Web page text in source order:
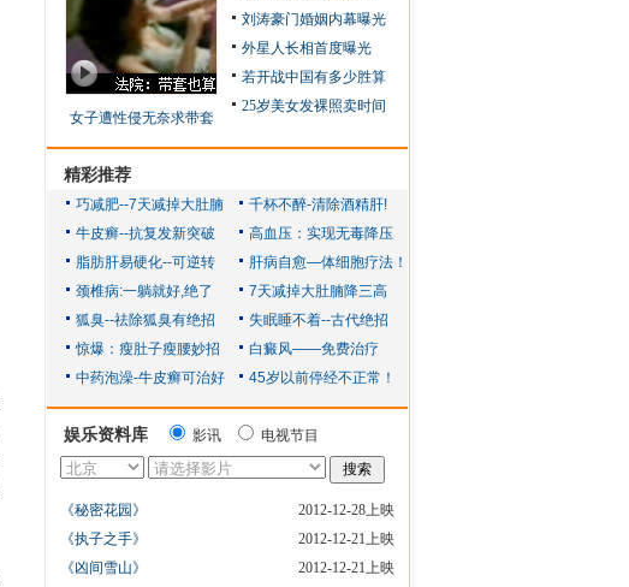
女子遭性侵无奈求带套
刘涛豪门婚姻内幕曝光
外星人长相首度曝光
若开战中国有多少胜算
25岁美女发裸照卖时间
精彩推荐
娱乐资料库 影讯 电视节目
《秘密花园》
2012-12-28上映
《执子之手》
2012-12-21上映
《凶间雪山》
2012-12-21上映